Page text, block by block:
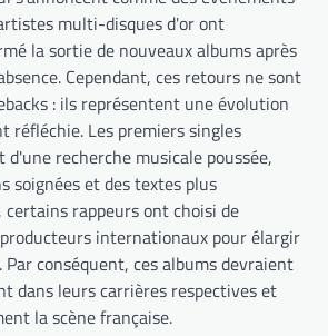
multi-disques d'or ont
la sortie de nouveaux albums après
Cependant, ces retours ne sont
: ils représentent une évolution
réfléchie. Les premiers singles
recherche musicale poussée,
soignées et des textes plus
certains rappeurs ont choisi de
internationaux pour élargir
conséquent, ces albums devraient
dans leurs carrières respectives et
la scène française.